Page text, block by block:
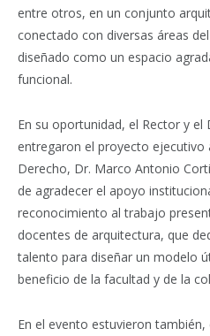
entre otros, en un conjunto
conectado con diversas áreas
diseñado como un espacio
funcional.
En su oportunidad, el Rector y el
entregaron el proyecto ejecutivo
Derecho, Dr. Marco Antonio
de agradecer el apoyo
reconocimiento al trabajo
docentes de arquitectura, que
talento para diseñar un modelo
beneficio de la facultad y de la
En el evento estuvieron también,